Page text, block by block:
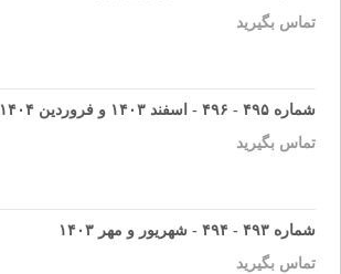
تماس بگیرید
شماره ۴۹۵ - ۴۹۶ - اسفند ۱۴۰۳ و فروردین ۱۴۰۴
تماس بگیرید
شماره ۴۹۳ - ۴۹۴ - شهریور و مهر ۱۴۰۳
تماس بگیرید